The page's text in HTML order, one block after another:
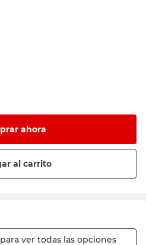
ahora
al carrito
para ver todas las opciones